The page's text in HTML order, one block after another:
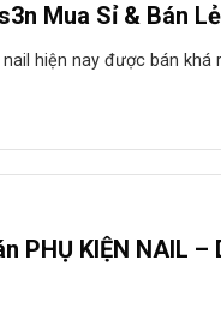
Mua Sỉ & Bán
hiện nay được bán khá
PHỤ KIỆN NAIL –